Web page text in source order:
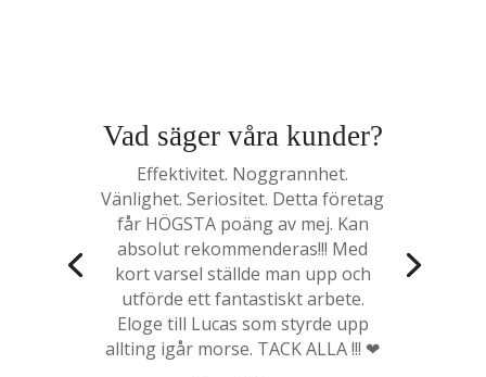
Vad säger våra kunder?
Effektivitet. Noggrannhet.
Vänlighet. Seriositet. Detta företag
får HÖGSTA poäng av mej. Kan
absolut rekommenderas!!! Med
kort varsel ställde man upp och
utförde ett fantastiskt arbete.
Eloge till Lucas som styrde upp
allting igår morse. TACK ALLA !!! ❤